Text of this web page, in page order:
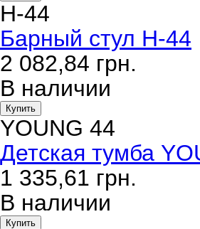
H-44
Барный стул H-44
2 082,84 грн.
В наличии
Купить
YOUNG 44
Детская тумба
1 335,61 грн.
В наличии
Купить